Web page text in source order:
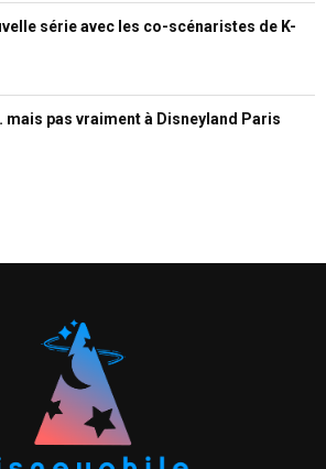
série avec les co-scénaristes de K-
mais pas vraiment à Disneyland Paris